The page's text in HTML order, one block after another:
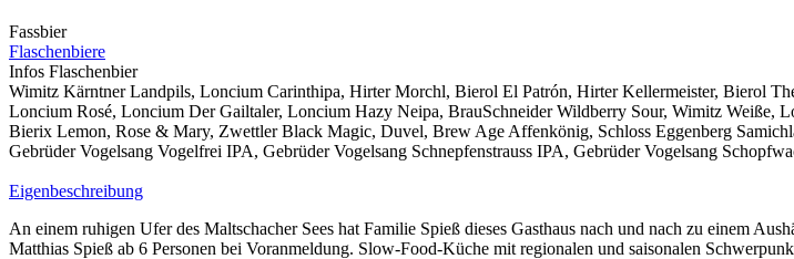
Fassbier
Flaschenbiere
Infos Flaschenbier
Wimitz Kärntner Landpils, Loncium Carinthipa, Hirter Morchl, Bierol El Patrón, Hirter Kellermeister, Bierol
Loncium Rosé, Loncium Der Gailtaler, Loncium Hazy Neipa, BrauSchneider Wildberry Sour, Wimitz
Bierix Lemon, Rose & Mary, Zwettler Black Magic, Duvel, Brew Age Affenkönig, Schloss Eggenberg
Gebrüder Vogelsang Vogelfrei IPA, Gebrüder Vogelsang Schnepfenstrauss IPA, Gebrüder Vogelsang
Eigenbeschreibung
An einem ruhigen Ufer des Maltschacher Sees hat Familie Spieß dieses Gasthaus nach und nach zu einem
Matthias Spieß ab 6 Personen bei Voranmeldung. Slow-Food-Küche mit regionalen und saisonalen